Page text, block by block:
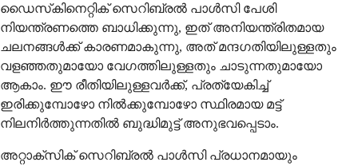
ഡൈസ്‌കിനെറ്റിക് സെറിബ്രൽ പാൾസി പേശി
നിയന്ത്രണത്തെ ബാധിക്കുന്നു, ഇത് അനിയന്ത്രിതമായ
ചലനങ്ങൾക്ക് കാരണമാകുന്നു, അത് മന്ദഗതിയിലുള്ളതും
വളഞ്ഞതുമായോ വേഗത്തിലുള്ളതും ചാടുന്നതുമായോ
ആകാം. ഈ രീതിയിലുള്ളവർക്ക്, പ്രത്യേകിച്ച്
ഇരിക്കുമ്പോഴോ നിൽക്കുമ്പോഴോ സ്ഥിരമായ മട്ട്
നിലനിർത്തുന്നതിൽ ബുദ്ധിമുട്ട് അനുഭവപ്പെടാം.
അറ്റാക്‌സിക് സെറിബ്രൽ പാൾസി പ്രധാനമായും